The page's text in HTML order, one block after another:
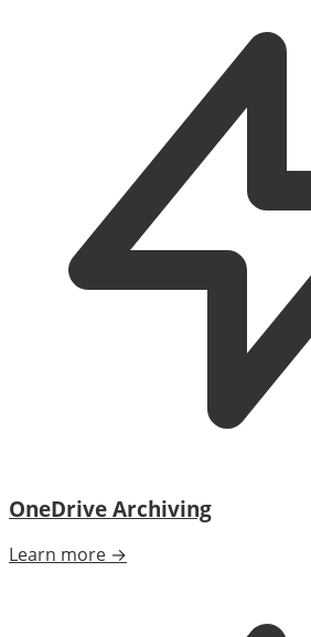
OneDrive Archiving
Learn more →